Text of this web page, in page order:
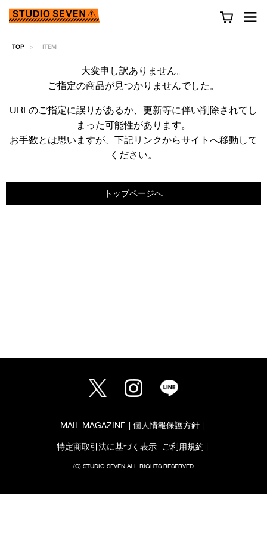
TOP ITEM
大変申し訳ありません。
ご指定の商品が見つかりませんでした。
URLのご指定に誤りがあるか、更新等に伴い削除されてし
まった可能性があります。
お手数とは思いますが、下記リンクからサイトへ移動して
ください。
トップページへ
MAIL MAGAZINE 個人情報保護方針
特定商取引法に基づく表示 ご利用規約
(C) STUDIO SEVEN ALL RIGHTS RESERVED